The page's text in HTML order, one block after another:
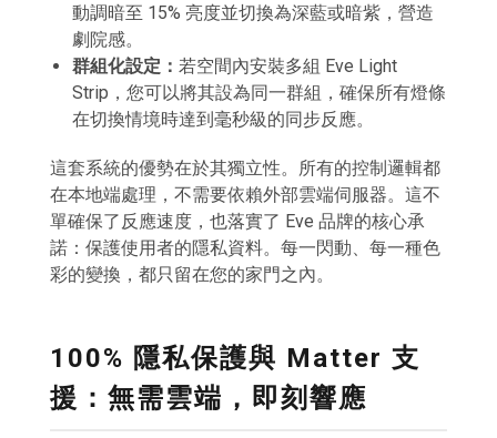
動調暗至 15% 亮度並切換為深藍或暗紫，營造
劇院感。
群組化設定： 若空間內安裝多組 Eve Light
Strip，您可以將其設為同一群組，確保所有燈條
在切換情境時達到毫秒級的同步反應。
這套系統的優勢在於其獨立性。所有的控制邏輯都
在本地端處理，不需要依賴外部雲端伺服器。這不
單確保了反應速度，也落實了 Eve 品牌的核心承
諾：保護使用者的隱私資料。每一閃動、每一種色
彩的變換，都只留在您的家門之內。
100% 隱私保護與 Matter 支
援：無需雲端，即刻響應